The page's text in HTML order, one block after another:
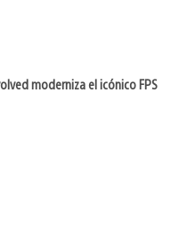
moderniza el icónico FPS